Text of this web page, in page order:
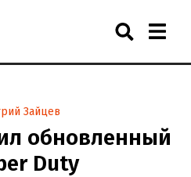
Зайцев
обновленный
Duty